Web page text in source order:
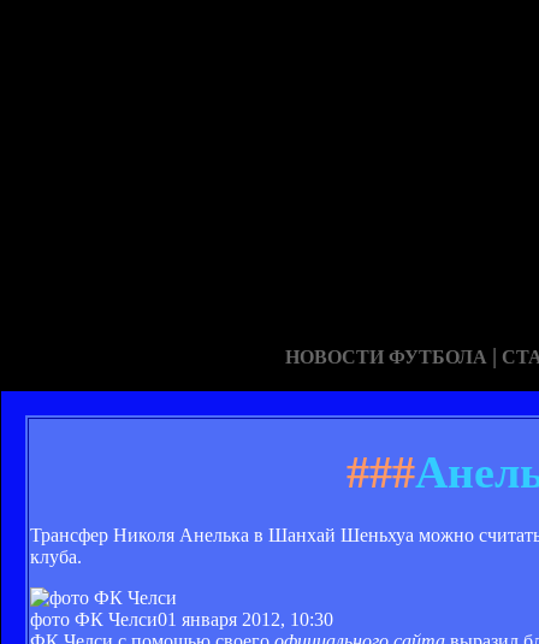
НОВОСТИ ФУТБОЛА |
###
Трансфер Николя Анелька в Шанхай Шеньхуа можно
клуба.
фото ФК Челси01 января 2012, 10:30